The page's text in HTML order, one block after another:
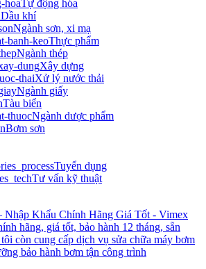
Tự động hóa
Dầu khí
Ngành sơn, xi mạ
Thực phẩm
Ngành thép
Xây dựng
Xử lý nước thải
Ngành giấy
Tàu biển
Ngành dược phẩm
Bơm sơn
Tuyển dụng
Tư vấn kỹ thuật